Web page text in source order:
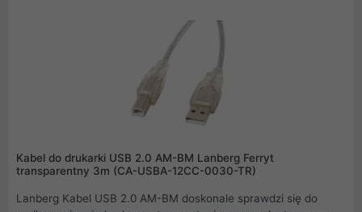
Kabel do drukarki USB 2.0 AM-BM Lanberg Ferryt
transparentny 3m (CA-USBA-12CC-0030-TR)
Lanberg Kabel USB 2.0 AM-BM doskonale sprawdzi się do